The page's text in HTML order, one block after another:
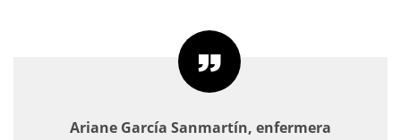
Ariane García Sanmartín, enfermera